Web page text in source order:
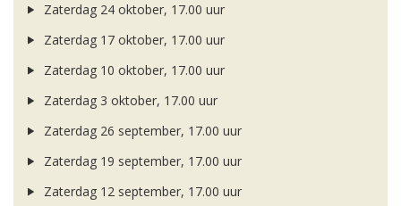
Zaterdag 24 oktober, 17.00 uur
Zaterdag 17 oktober, 17.00 uur
Zaterdag 10 oktober, 17.00 uur
Zaterdag 3 oktober, 17.00 uur
Zaterdag 26 september, 17.00 uur
Zaterdag 19 september, 17.00 uur
Zaterdag 12 september, 17.00 uur